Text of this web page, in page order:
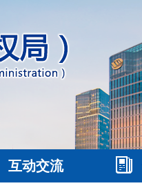
互动交流